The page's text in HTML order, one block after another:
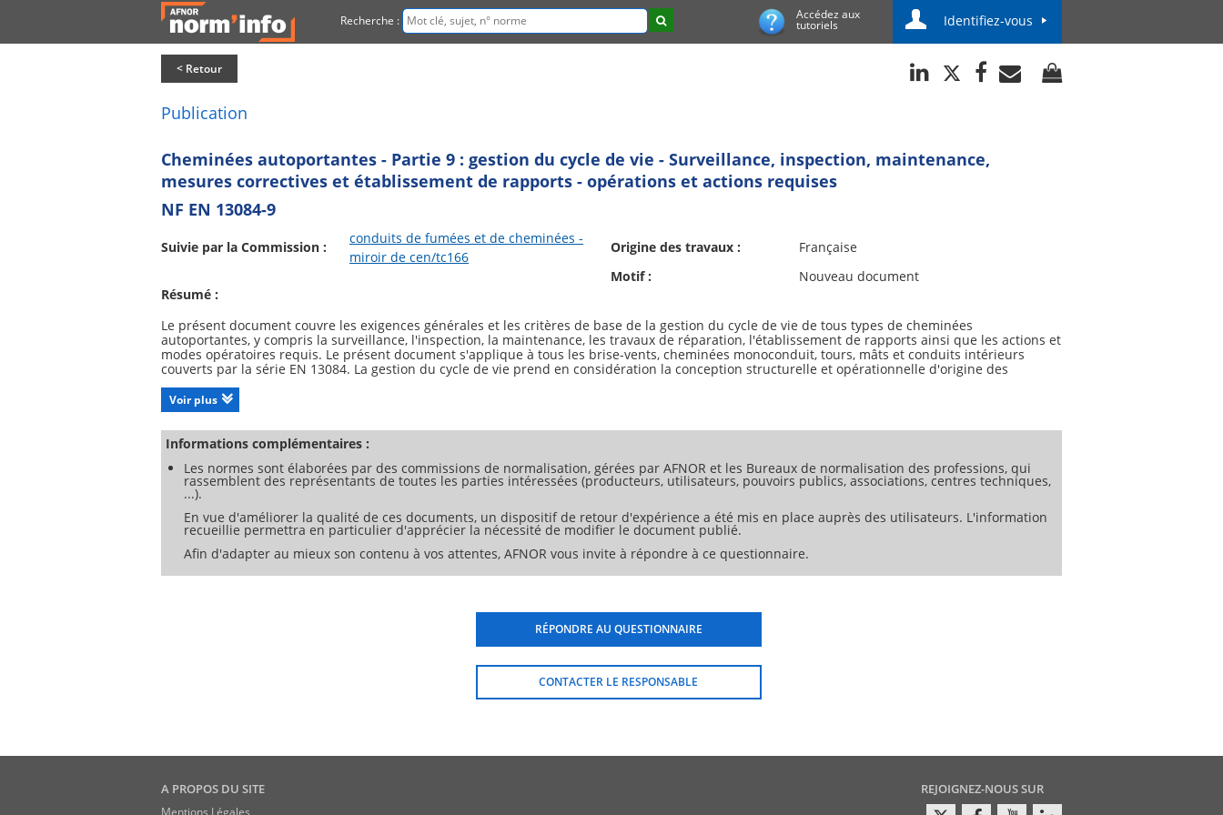
Recherche : Accédez aux
tutoriels Identifiez-vous
< Retour
Publication
Cheminées autoportantes - Partie 9 : gestion du cycle de vie - Surveillance, inspection, maintenance,
mesures correctives et établissement de rapports - opérations et actions requises
NF EN 13084-9
Suivie par la Commission :
conduits de fumées et de cheminées -
miroir de cen/tc166
Origine des travaux :
Française
Motif :
Nouveau document
Résumé :
Le présent document couvre les exigences générales et les critères de base de la gestion du cycle de vie de tous types de cheminées
autoportantes, y compris la surveillance, l'inspection, la maintenance, les travaux de réparation, l'établissement de rapports ainsi que les actions et
modes opératoires requis. Le présent document s'applique à tous les brise-vents, cheminées monoconduit, tours, mâts et conduits intérieurs
couverts par la série EN 13084. La gestion du cycle de vie prend en considération la conception structurelle et opérationnelle d'origine des
cheminées autoportantes dans des conditions opérationnelles ainsi que d'autres actions pour vérifier que la résistance mécanique, la stabilité et
la sécurité en cours d'utilisation correspondent en permanence au niveau de conception prévu et/ou adapté aux variations des exigences
opérationnelles de la structure et/ou de son environnement. NOTE Dans d'autres parties de la série EN 13084 , des règles seront données dans
lesquelles des produits de conduits de fumée conformément à l' EN 1443 (et aux normes de produits associées) peuvent être utilisés dans des
Voir plus
Informations complémentaires :
Les normes sont élaborées par des commissions de normalisation, gérées par AFNOR et les Bureaux de normalisation des professions, qui
rassemblent des représentants de toutes les parties intéressées (producteurs, utilisateurs, pouvoirs publics, associations, centres techniques,
...).
En vue d'améliorer la qualité de ces documents, un dispositif de retour d'expérience a été mis en place auprès des utilisateurs. L'information
recueillie permettra en particulier d'apprécier la nécessité de modifier le document publié.
Afin d'adapter au mieux son contenu à vos attentes, AFNOR vous invite à répondre à ce questionnaire.
RÉPONDRE AU QUESTIONNAIRE
CONTACTER LE RESPONSABLE
A PROPOS DU SITE
Mentions Légales
REJOIGNEZ-NOUS SUR